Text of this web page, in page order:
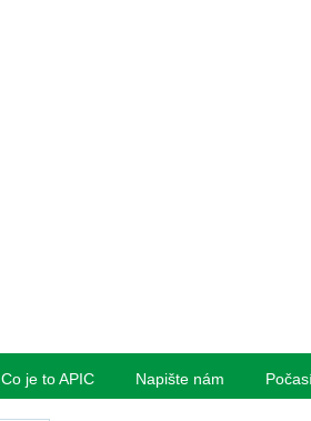
Co je to APIC Napište nám